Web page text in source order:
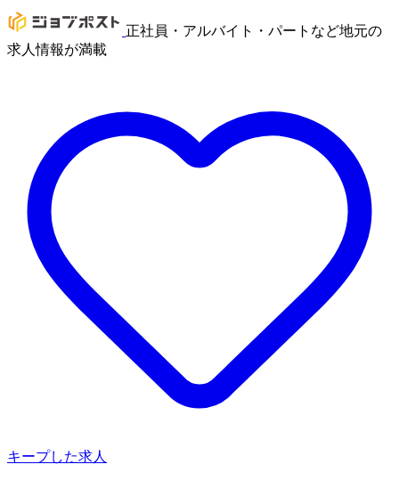
正社員・アルバイト・パートなど地元の
求人情報が満載
キープした求人